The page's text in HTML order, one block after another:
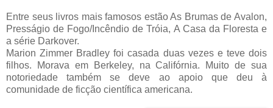
Entre seus livros mais famosos estão As Brumas de Avalon,
Presságio de Fogo/Incêndio de Tróia, A Casa da Floresta e
a série Darkover.
Marion Zimmer Bradley foi casada duas vezes e teve dois
filhos. Morava em Berkeley, na Califórnia. Muito de sua
notoriedade também se deve ao apoio que deu à
comunidade de ficção científica americana.